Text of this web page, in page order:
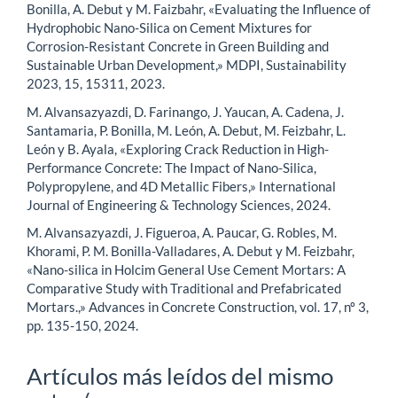
Bonilla, A. Debut y M. Faizbahr, «Evaluating the Influence of
Hydrophobic Nano-Silica on Cement Mixtures for
Corrosion-Resistant Concrete in Green Building and
Sustainable Urban Development,» MDPI, Sustainability
2023, 15, 15311, 2023.
M. Alvansazyazdi, D. Farinango, J. Yaucan, A. Cadena, J.
Santamaria, P. Bonilla, M. León, A. Debut, M. Feizbahr, L.
León y B. Ayala, «Exploring Crack Reduction in High-
Performance Concrete: The Impact of Nano-Silica,
Polypropylene, and 4D Metallic Fibers,» International
Journal of Engineering & Technology Sciences, 2024.
M. Alvansazyazdi, J. Figueroa, A. Paucar, G. Robles, M.
Khorami, P. M. Bonilla-Valladares, A. Debut y M. Feizbahr,
«Nano-silica in Holcim General Use Cement Mortars: A
Comparative Study with Traditional and Prefabricated
Mortars.,» Advances in Concrete Construction, vol. 17, nº 3,
pp. 135-150, 2024.
Artículos más leídos del mismo